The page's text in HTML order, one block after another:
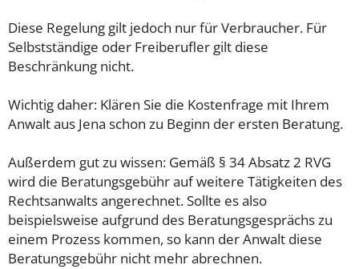
Diese Regelung gilt jedoch nur für Verbraucher. Für
Selbstständige oder Freiberufler gilt diese
Beschränkung nicht.
Wichtig daher: Klären Sie die Kostenfrage mit Ihrem
Anwalt aus Jena schon zu Beginn der ersten Beratung.
Außerdem gut zu wissen: Gemäß § 34 Absatz 2 RVG
wird die Beratungsgebühr auf weitere Tätigkeiten des
Rechtsanwalts angerechnet. Sollte es also
beispielsweise aufgrund des Beratungsgesprächs zu
einem Prozess kommen, so kann der Anwalt diese
Beratungsgebühr nicht mehr abrechnen.